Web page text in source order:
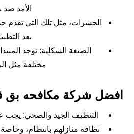
الأمد ضد
الحشرات، مثل تلك التي تقدم
بعد
الصيغة الشكلية: توجد
مختلفة مثل
افضل شركة مكافحه بق
التنظيف الجيد والصحي: يجب
نظافة منازلهم بانتظام،